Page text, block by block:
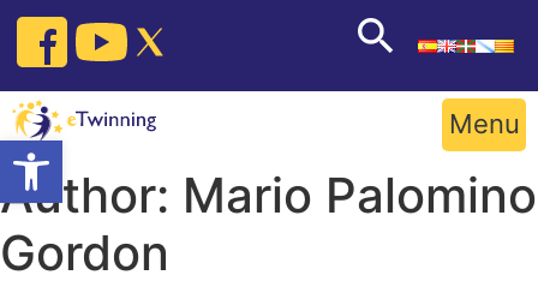
Open toolbar
Skip
content
Menu
Author: Mario Palomino
Gordon